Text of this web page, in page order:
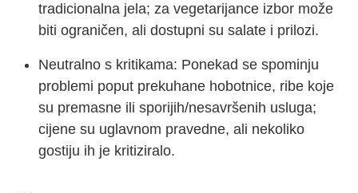
tradicionalna jela; za vegetarijance izbor može
biti ograničen, ali dostupni su salate i prilozi.
Neutralno s kritikama: Ponekad se spominju
problemi poput prekuhane hobotnice, ribe koje
su premasne ili sporijih/nesavršenih usluga;
cijene su uglavnom pravedne, ali nekoliko
gostiju ih je kritiziralo.